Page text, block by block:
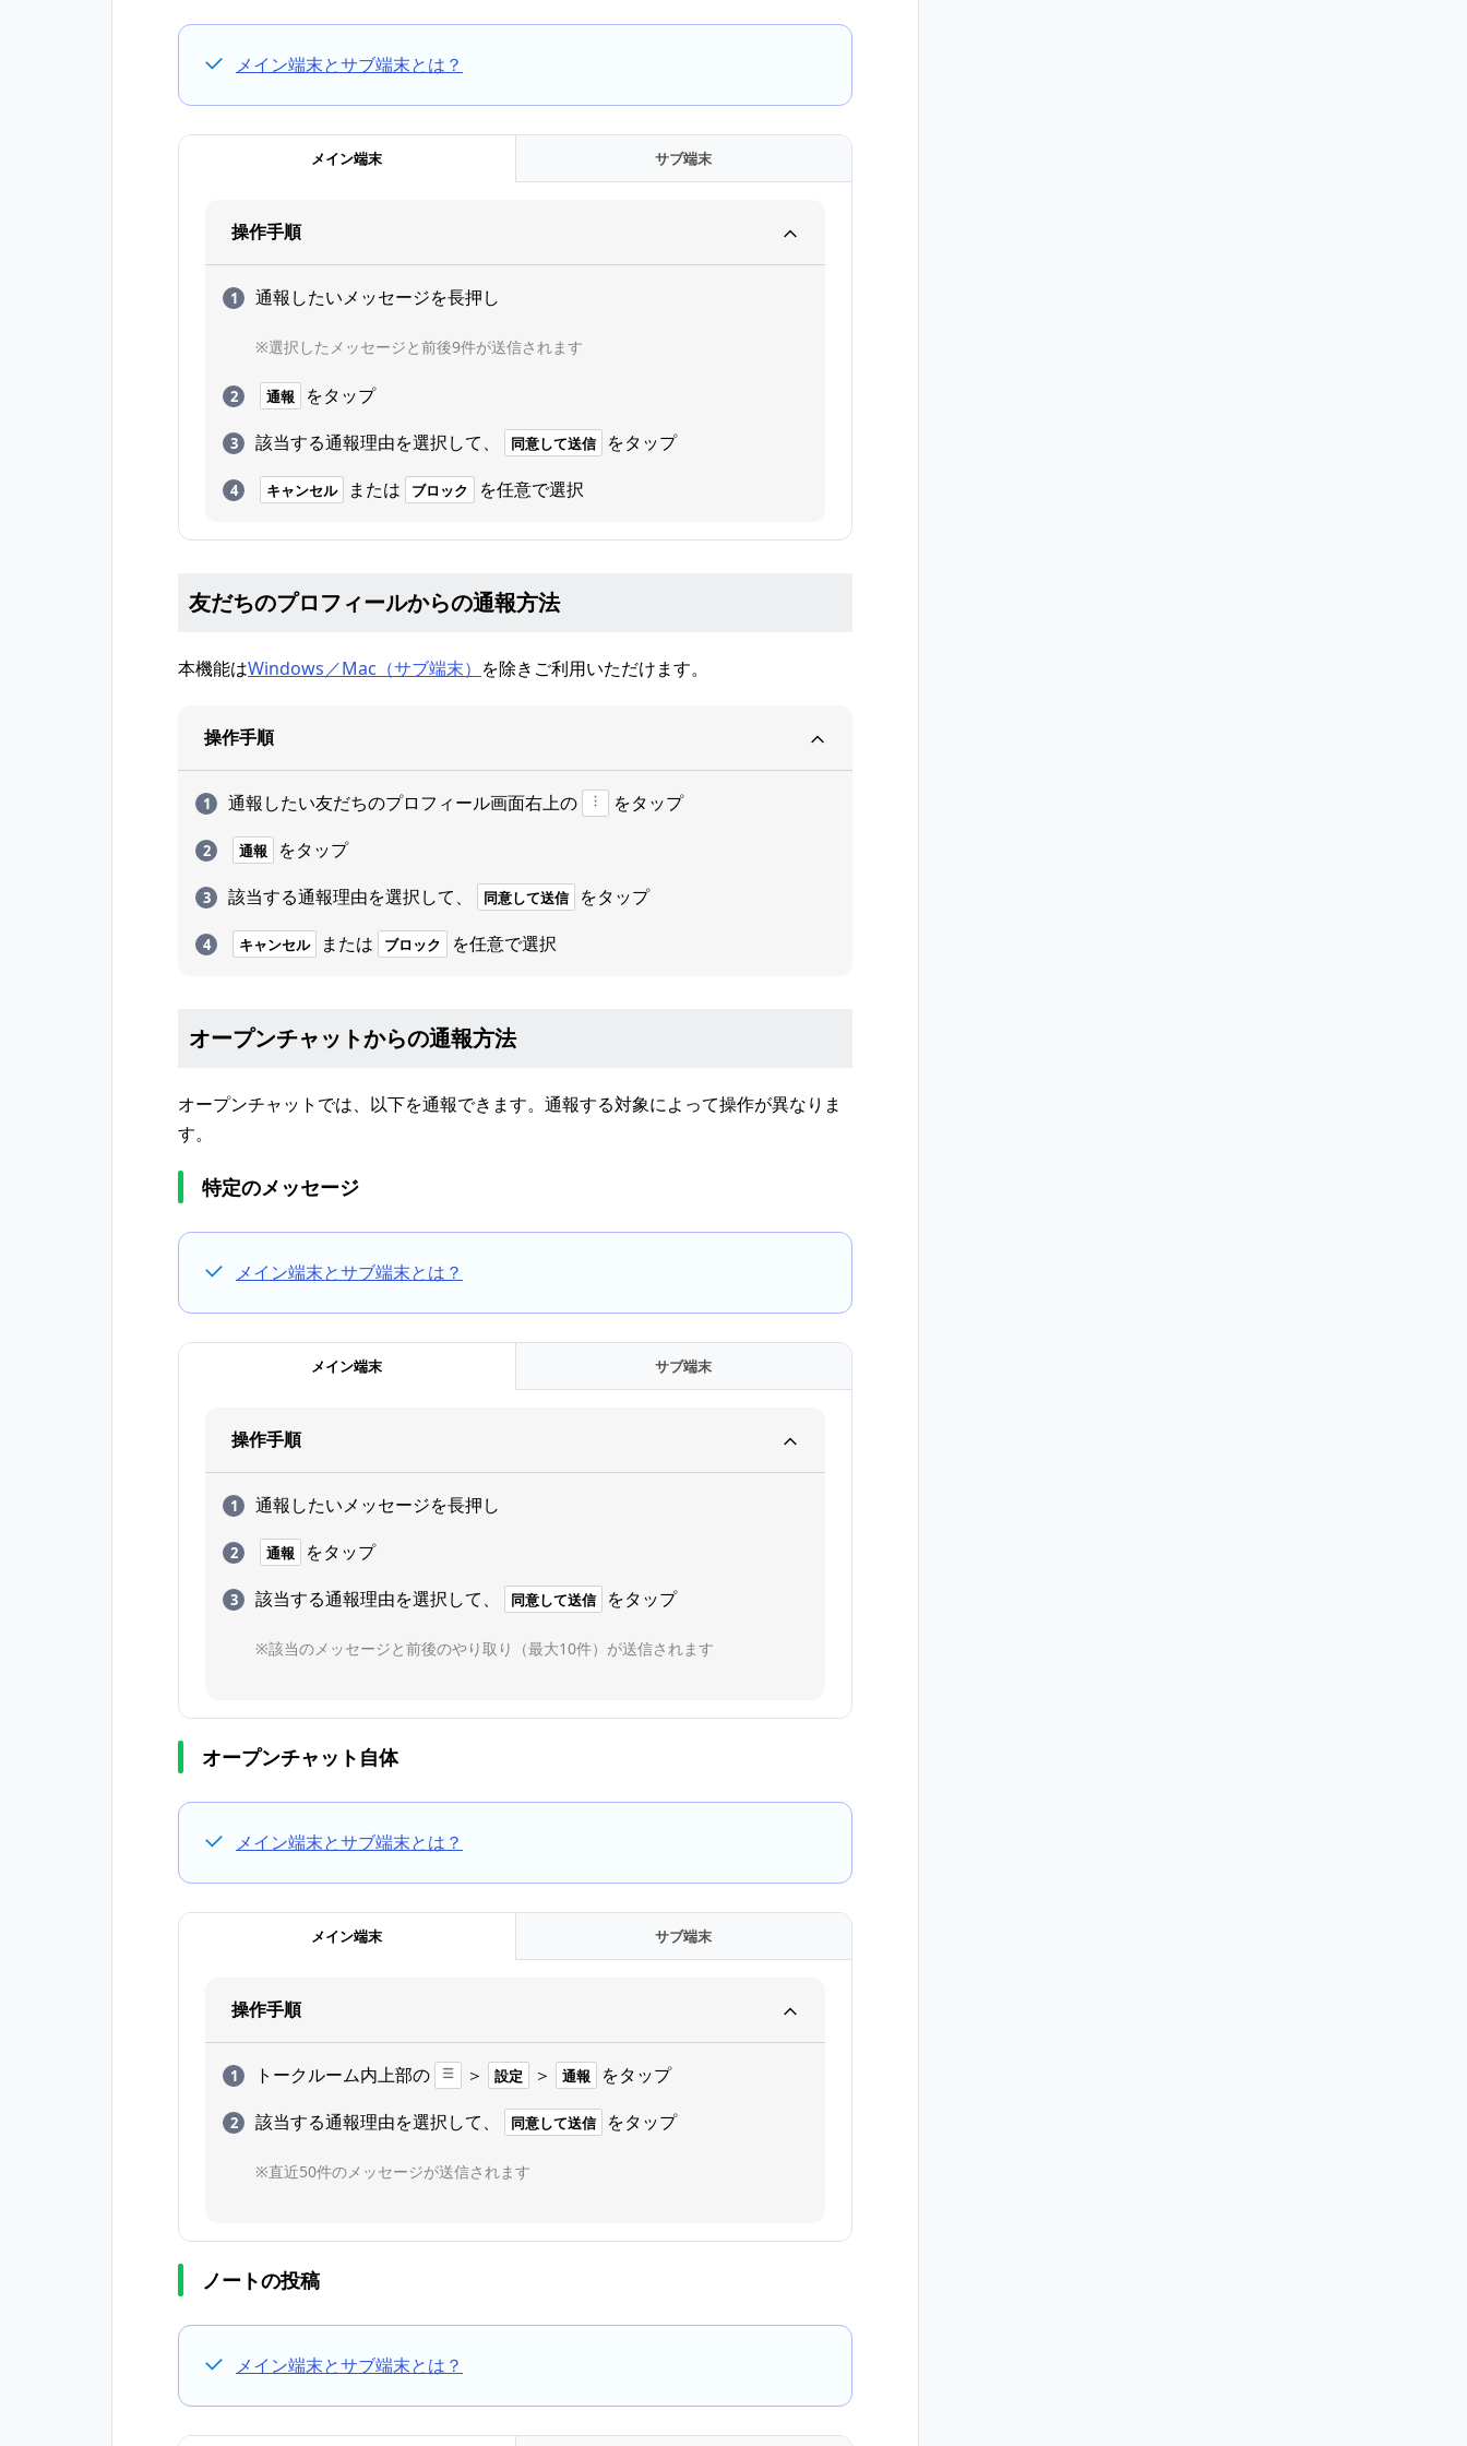
メイン端末とサブ端末とは？
メイン端末 サブ端末
操作手順
通報したいメッセージを長押し
※選択したメッセージと前後9件が送信されます
通報
をタップ
該当する通報理由を選択して、
同意して送信 をタップ
キャンセル または ブロック を任意で選択
友だちのプロフィールからの通報方法
本機能はWindows／Mac（サブ端末） を除きご利用いただけます。
操作手順
通報したい友だちのプロフィール画面右上の をタップ
通報
をタップ
該当する通報理由を選択して、
同意して送信 をタップ
キャンセル または ブロック を任意で選択
オープンチャットからの通報方法
オープンチャットでは、以下を通報できます。通報する対象によって操作が異なりま
す。
特定のメッセージ
メイン端末とサブ端末とは？
メイン端末 サブ端末
操作手順
通報したいメッセージを長押し
通報
をタップ
該当する通報理由を選択して、
同意して送信 をタップ
※該当のメッセージと前後のやり取り（最大10件）が送信されます
オープンチャット自体
メイン端末とサブ端末とは？
メイン端末 サブ端末
操作手順
トークルーム内上部の ＞ 設定 ＞ 通報
をタップ
該当する通報理由を選択して、
同意して送信 をタップ
※直近50件のメッセージが送信されます
ノートの投稿
メイン端末とサブ端末とは？